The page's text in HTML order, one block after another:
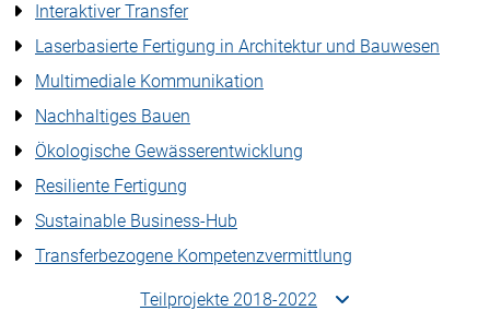
Interaktiver Transfer
Laserbasierte Fertigung in Architektur und Bauwesen
Multimediale Kommunikation
Nachhaltiges Bauen
Ökologische Gewässerentwicklung
Resiliente Fertigung
Sustainable Business-Hub
Transferbezogene Kompetenzvermittlung
Teilprojekte 2018-2022